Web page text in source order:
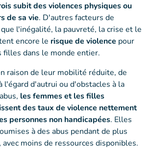
subit des violences physiques ou
de sa vie. D'autres facteurs de
l'inégalité, la pauvreté, la crise et le
encore le risque de violence pour
filles dans le monde entier.
raison de leur mobilité réduite, de
l'égard d'autrui ou d'obstacles à la
les femmes et les filles
des taux de violence nettement
personnes non handicapées. Elles
à des abus pendant de plus
moins de ressources disponibles.